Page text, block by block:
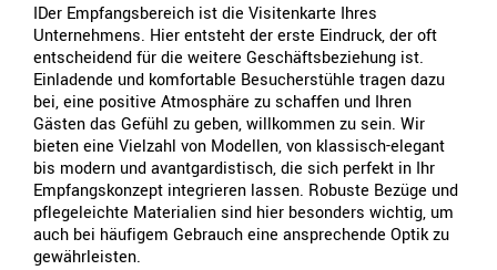
IDer Empfangsbereich ist die Visitenkarte Ihres
Unternehmens. Hier entsteht der erste Eindruck, der oft
entscheidend für die weitere Geschäftsbeziehung ist.
Einladende und komfortable Besucherstühle tragen dazu
bei, eine positive Atmosphäre zu schaffen und Ihren
Gästen das Gefühl zu geben, willkommen zu sein. Wir
bieten eine Vielzahl von Modellen, von klassisch-elegant
bis modern und avantgardistisch, die sich perfekt in Ihr
Empfangskonzept integrieren lassen. Robuste Bezüge und
pflegeleichte Materialien sind hier besonders wichtig, um
auch bei häufigem Gebrauch eine ansprechende Optik zu
gewährleisten.